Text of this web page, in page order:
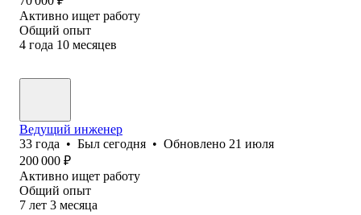
Активно ищет работу
Общий опыт
4 года 10 месяцев
Ведущий инженер
33 года • Был сегодня • Обновлено 21 июля
200 000 ₽
Активно ищет работу
Общий опыт
7 лет 3 месяца